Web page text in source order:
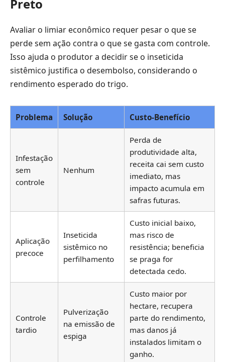
Preto
Avaliar o limiar econômico requer pesar o que se
perde sem ação contra o que se gasta com controle.
Isso ajuda o produtor a decidir se o inseticida
sistêmico justifica o desembolso, considerando o
rendimento esperado do trigo.
Problema Solução Custo-Benefício
Infestação
sem
controle
Nenhum
Perda de
produtividade alta,
receita cai sem custo
imediato, mas
impacto acumula em
safras futuras.
Aplicação
precoce
Inseticida
sistêmico no
perfilhamento
Custo inicial baixo,
mas risco de
resistência; beneficia
se praga for
detectada cedo.
Controle
tardio
Pulverização
na emissão de
espiga
Custo maior por
hectare, recupera
parte do rendimento,
mas danos já
instalados limitam o
ganho.